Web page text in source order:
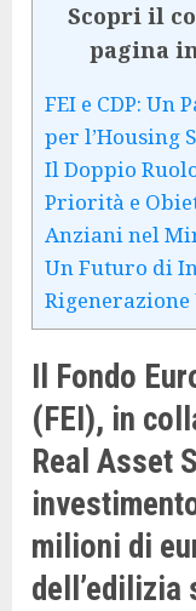
Scopri il
pagina
FEI e CDP: Un
per l’Housing
Il Doppio
Priorità e
Anziani nel
Un Futuro di
Il Fondo
(FEI), in
Real Asset
milioni di